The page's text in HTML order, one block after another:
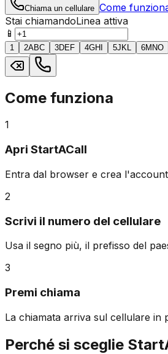
Chiama un cellulare Come
Stai chiamandoLinea attiva
📱
1 2ABC 3DEF 4GHI 5JKL 6MNO
Come funziona
1
Apri StartACall
Entra dal browser e crea
2
Scrivi il numero del cellulare
Usa il segno più, il prefisso del
3
Premi chiama
La chiamata arriva sul cellulare in
Perché si sceglie